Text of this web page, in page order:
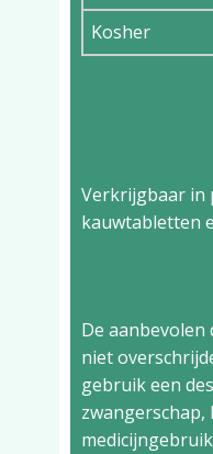
Kosher
Verkrijgbaar in
kauwtabletten
De aanbevolen
niet
gebruik een